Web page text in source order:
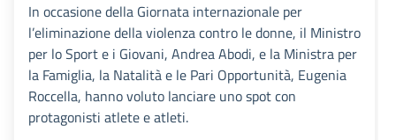
In occasione della Giornata internazionale per
l’eliminazione della violenza contro le donne, il Ministro
per lo Sport e i Giovani, Andrea Abodi, e la Ministra per
la Famiglia, la Natalità e le Pari Opportunità, Eugenia
Roccella, hanno voluto lanciare uno spot con
protagonisti atlete e atleti.